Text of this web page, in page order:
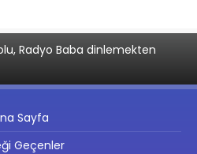
Radyo Baba dinlemekten
Sayfa
Geçenler